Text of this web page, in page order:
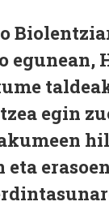
egunean,
egin